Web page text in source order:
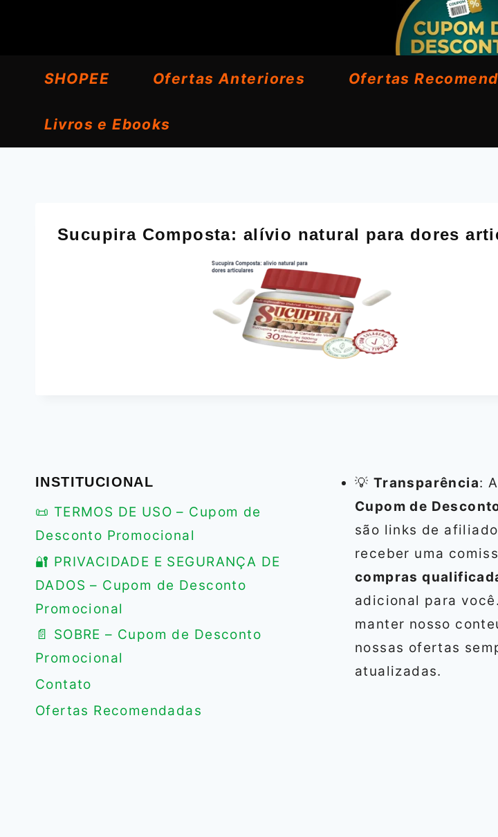
ConteúdoSHOPEE Ofertas Anteriores Ofertas
Livros e Ebooks
Sucupira Composta: alívio natural para dores
INSTITUCIONAL
📜 TERMOS DE USO – Cupom de
Desconto Promocional
🔐 PRIVACIDADE E SEGURANÇA DE
DADOS – Cupom de Desconto
Promocional
📄 SOBRE – Cupom de Desconto
Promocional
Contato
Ofertas Recomendadas
💡 Transparência:
Cupom de
são links de
receber uma
compras
adicional para
manter nosso
nossas ofertas
atualizadas.